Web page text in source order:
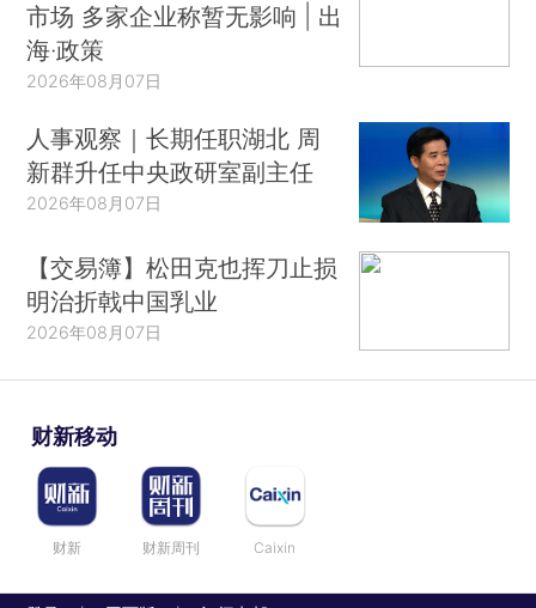
市场 多家企业称暂无影响 | 出
海·政策
2026年08月07日
人事观察｜长期任职湖北 周
新群升任中央政研室副主任
2026年08月07日
【交易簿】松田克也挥刀止损
明治折戟中国乳业
2026年08月07日
财新移动
财新 财新周刊 Caixin